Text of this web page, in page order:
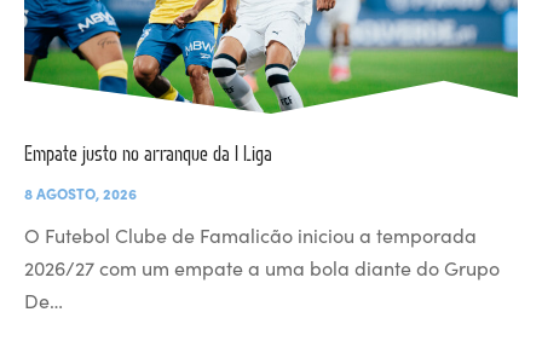
Empate justo no arranque da I Liga
8 AGOSTO, 2026
O Futebol Clube de Famalicão iniciou a temporada
2026/27 com um empate a uma bola diante do Grupo
De…